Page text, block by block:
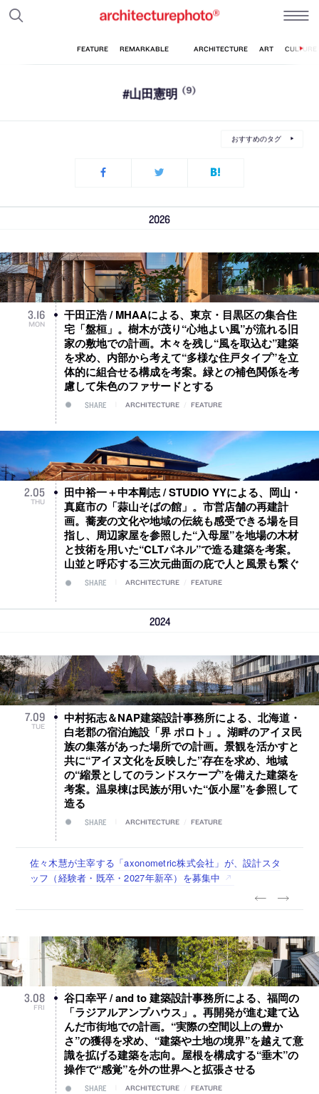
#山田憲明 (9)
おすすめのタグ
2026
3.16
MON
干田正浩 / MHAAによる、東京・目黒区の集合住
宅「盤桓」。樹木が茂り“心地よい風”が流れる旧
家の敷地での計画。木々を残し“風を取込む”建築
を求め、内部から考えて“多様な住戸タイプ”を立
体的に組合せる構成を考案。緑との補色関係を考
慮して朱色のファサードとする
SHARE ARCHITECTURE FEATURE
2.05
THU
田中裕一＋中本剛志 / STUDIO YYによる、岡山・
真庭市の「蒜山そばの館」。市営店舗の再建計
画。蕎麦の文化や地域の伝統も感受できる場を目
指し、周辺家屋を参照した“入母屋”を地場の木材
と技術を用いた“CLTパネル”で造る建築を考案。
山並と呼応する三次元曲面の庇で人と風景も繋ぐ
SHARE ARCHITECTURE FEATURE
2024
7.09
TUE
中村拓志＆NAP建築設計事務所による、北海道・
白老郡の宿泊施設「界 ポロト」。湖畔のアイヌ民
族の集落があった場所での計画。景観を活かすと
共に“アイヌ文化を反映した”存在を求め、地域
の“縮景としてのランドスケープ”を備えた建築を
考案。温泉棟は民族が用いた“仮小屋”を参照して
造る
SHARE ARCHITECTURE FEATURE
佐々木慧が主宰する「axonometric株式会社」が、設計スタ
ッフ（経験者・既卒・2027年新卒）を募集中
古民家を軸に全国で“価値循環の仕組み”を作り、リモートワ
ーク主体の働き方を実践する「株式会社つぎと」が、設計ス
リノベる株式会社が、設計パートナー (業務委託) を募集中
社会への影響力のある建築を手掛け、スタッフ同士で助け合
う環境づくりも行う「E.A.S.T.architects」が、設計スタッフ
代官山を拠点に活動する「梅澤竜也 / ALA INC.」が、設計ス
タッフ・アルバイト・事務職を募集中
3.08
FRI
谷口幸平 / and to 建築設計事務所による、福岡の
「ラジアルアンプハウス」。再開発が進む建て込
んだ市街地での計画。“実際の空間以上の豊か
さ”の獲得を求め、“建築や土地の境界”を越えて意
識を拡げる建築を志向。屋根を構成する“垂木”の
操作で“感覚”を外の世界へと拡張させる
SHARE ARCHITECTURE FEATURE